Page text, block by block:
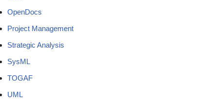
OpenDocs
Project Management
Strategic Analysis
SysML
TOGAF
UML